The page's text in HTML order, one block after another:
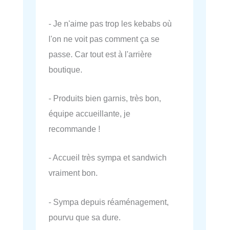
- Je n'aime pas trop les kebabs où
l'on ne voit pas comment ça se
passe. Car tout est à l'arrière
boutique.
- Produits bien garnis, très bon,
équipe accueillante, je
recommande !
- Accueil très sympa et sandwich
vraiment bon.
- Sympa depuis réaménagement,
pourvu que sa dure.